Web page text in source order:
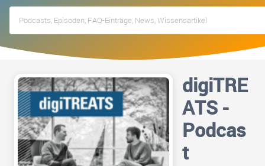
digiTRE
ATS -
Podcas
t